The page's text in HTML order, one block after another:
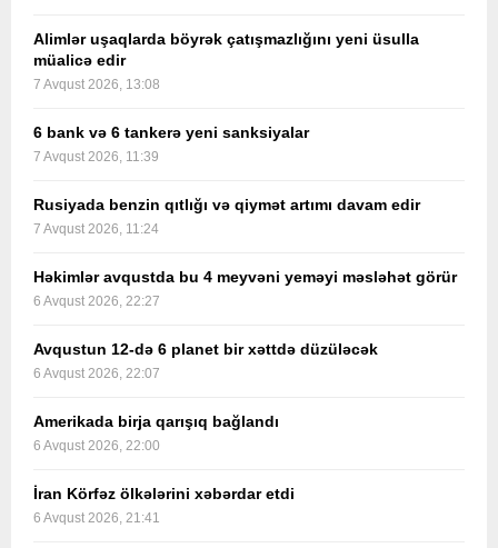
Alimlər uşaqlarda böyrək çatışmazlığını yeni üsulla
müalicə edir
7 Avqust 2026, 13:08
6 bank və 6 tankerə yeni sanksiyalar
7 Avqust 2026, 11:39
Rusiyada benzin qıtlığı və qiymət artımı davam edir
7 Avqust 2026, 11:24
Həkimlər avqustda bu 4 meyvəni yeməyi məsləhət görür
6 Avqust 2026, 22:27
Avqustun 12-də 6 planet bir xəttdə düzüləcək
6 Avqust 2026, 22:07
Amerikada birja qarışıq bağlandı
6 Avqust 2026, 22:00
İran Körfəz ölkələrini xəbərdar etdi
6 Avqust 2026, 21:41